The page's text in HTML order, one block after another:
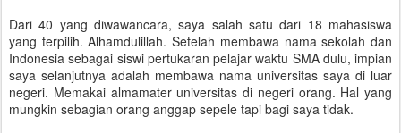
Dari 40 yang diwawancara, saya salah satu dari 18 mahasiswa
yang terpilih. Alhamdulillah. Setelah membawa nama sekolah dan
Indonesia sebagai siswi pertukaran pelajar waktu SMA dulu, impian
saya selanjutnya adalah membawa nama universitas saya di luar
negeri. Memakai almamater universitas di negeri orang. Hal yang
mungkin sebagian orang anggap sepele tapi bagi saya tidak.